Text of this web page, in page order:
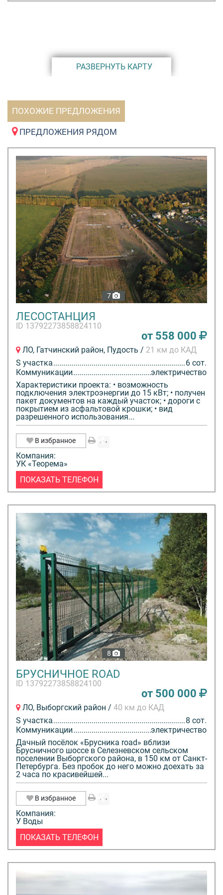
РАЗВЕРНУТЬ КАРТУ
ПОХОЖИЕ ПРЕДЛОЖЕНИЯ
ПРЕДЛОЖЕНИЯ РЯДОМ
7
ЛЕСОСТАНЦИЯ
ID 13792273858824110
от 558 000
ЛО, Гатчинский район, Пудость / 21 км до КАД
S участка
6 сот.
Коммуникации
электричество
Характеристики проекта: • возможность
подключения электроэнергии до 15 кВт; • получен
пакет документов на каждый участок; • дороги с
покрытием из асфальтовой крошки; • вид
разрешенного использования...
В избранное
Компания:
УК «Теорема»
ПОКАЗАТЬ ТЕЛЕФОН
8
БРУСНИЧНОЕ ROAD
ID 13792273858824100
от 500 000
ЛО, Выборгский район / 40 км до КАД
S участка
8 сот.
Коммуникации
электричество
Дачный посёлок «Брусника road» вблизи
Брусничного шоссе в Селезневском сельском
поселении Выборгского района, в 150 км от Санкт-
Петербурга. Без пробок до него можно доехать за
2 часа по красивейшей...
В избранное
Компания:
У Воды
ПОКАЗАТЬ ТЕЛЕФОН